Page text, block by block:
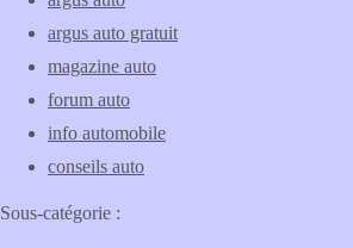
argus auto gratuit
magazine auto
forum auto
info automobile
conseils auto
Sous-catégorie :